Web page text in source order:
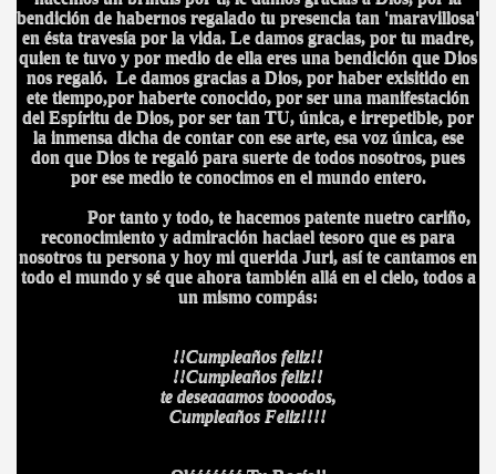
bendición de habernos regalado tu presencia tan 'maravillosa'
en ésta travesía por la vida. Le damos gracias, por tu madre,
quien te tuvo y por medio de ella eres una bendición que Dios
nos regaló. Le damos gracias a Dios, por haber exisitido en
ete tiempo,por haberte conocido, por ser una manifestación
del Espíritu de Dios, por ser tan TU, única, e irrepetible, por
la inmensa dicha de contar con ese arte, esa voz única, ese
don que Dios te regaló para suerte de todos nosotros, pues
por ese medio te conocimos en el mundo entero.
Por tanto y todo, te hacemos patente nuetro cariño,
reconocimiento y admiración haciael tesoro que es para
nosotros tu persona y hoy mi querida Juri, así te cantamos en
todo el mundo y sé que ahora también allá en el cielo, todos a
un mismo compás:
!!Cumpleaños feliz!!
!!Cumpleaños feliz!!
te deseaaamos toooodos,
Cumpleaños Feliz!!!!